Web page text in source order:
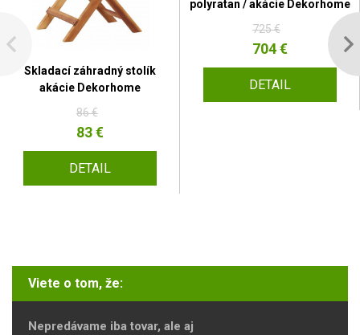
Skladací záhradný stolík
akácie Dekorhome
86 €
83 €
DETAIL
polyratan / akácie Dekorhome
725 €
704 €
DETAIL
Viete o tom, že:
Nepredávame iba tovar, ale aj